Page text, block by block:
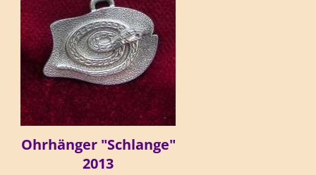
Ohrhänger "Schlange"
2013